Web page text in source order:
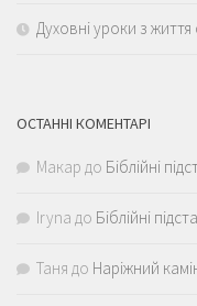
Духовні уроки з
ОСТАННІ КОМЕНТАРІ
Макар до Біблійні
Iryna до Біблійні
Таня до Наріжний